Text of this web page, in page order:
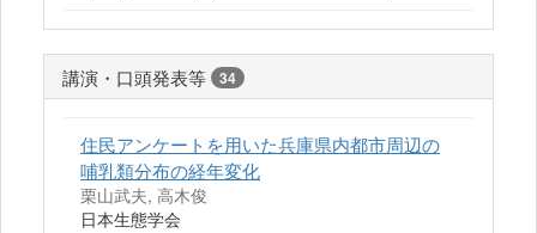
講演・口頭発表等 34
住民アンケートを用いた兵庫県内都市周辺の
哺乳類分布の経年変化
栗山武夫, 高木俊
日本生態学会